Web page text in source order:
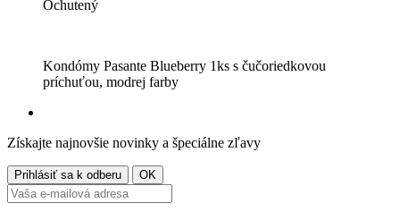
Ochutený
Kondómy Pasante Blueberry 1ks s čučoriedkovou
príchuťou, modrej farby
Získajte najnovšie novinky a špeciálne zľavy